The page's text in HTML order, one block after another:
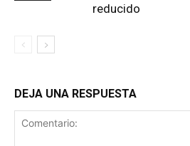
reducido
DEJA UNA RESPUESTA